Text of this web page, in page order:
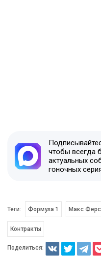
чтобы всегда
актуальных
гоночных
Теги: Формула 1 Макс
Контракты
Поделиться: